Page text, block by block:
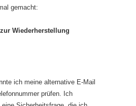
gemacht:
Wiederherstellung
ich meine alternative E-Mail
prüfen. Ich